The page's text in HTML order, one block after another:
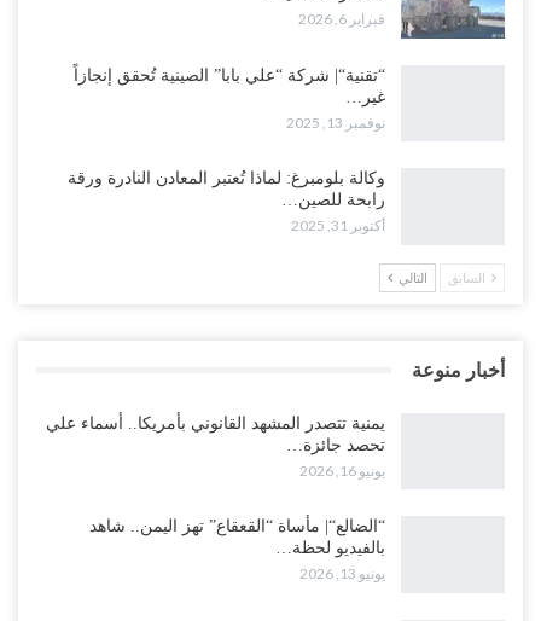
فبراير 6, 2026
“تقنية“| شركة “علي بابا” الصينية تُحقق إنجازاً
غير…
نوفمبر 13, 2025
وكالة بلومبرغ: لماذا تُعتبر المعادن النادرة ورقة
رابحة للصين…
أكتوبر 31, 2025
السابق التالي
أخبار منوعة
يمنية تتصدر المشهد القانوني بأمريكا.. أسماء علي
تحصد جائزة…
يونيو 16, 2026
“الضالع“| مأساة “القعقاع” تهز اليمن.. شاهد
بالفيديو لحظة…
يونيو 13, 2026